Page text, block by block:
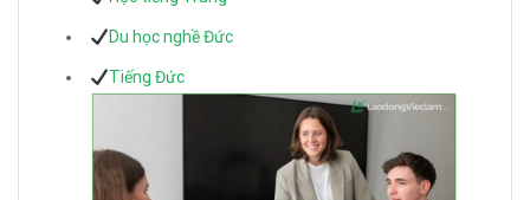
Du học nghề Đức
Tiếng Đức